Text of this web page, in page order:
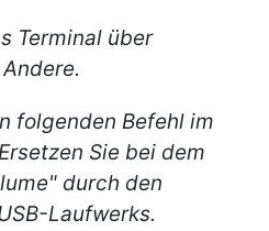
Terminal über
folgenden Befehl im
Sie bei dem
durch den
Laufwerks.